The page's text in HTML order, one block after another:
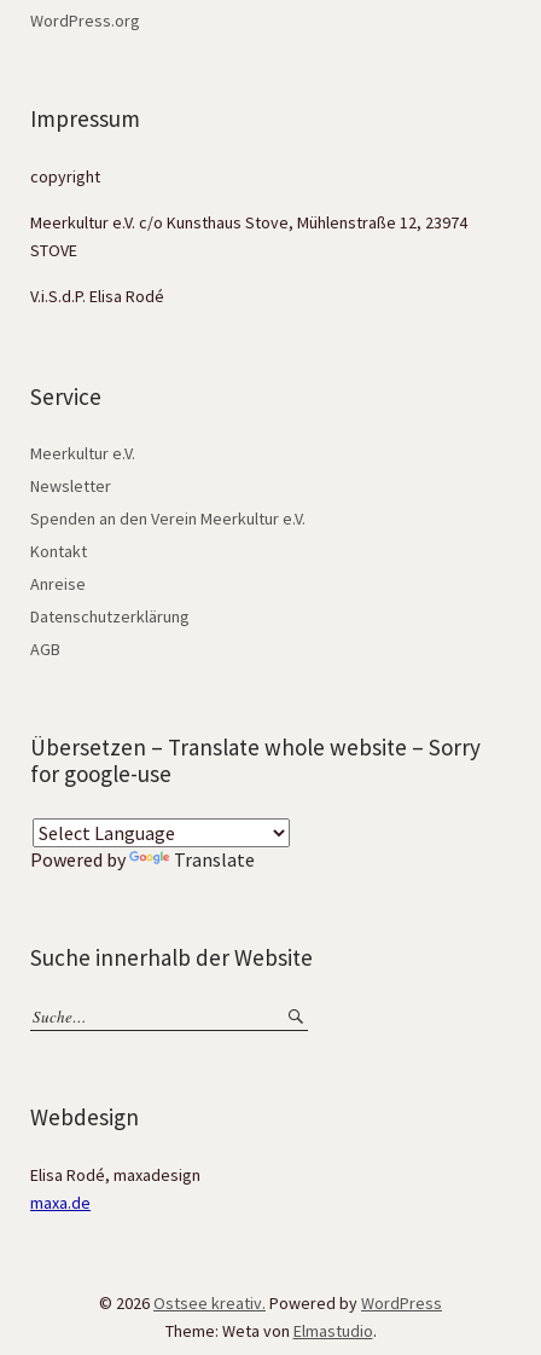
WordPress.org
Impressum
copyright
Meerkultur e.V. c/o Kunsthaus Stove, Mühlenstraße 12, 23974
STOVE
V.i.S.d.P. Elisa Rodé
Service
Meerkultur e.V.
Newsletter
Spenden an den Verein Meerkultur e.V.
Kontakt
Anreise
Datenschutzerklärung
AGB
Übersetzen – Translate whole website – Sorry
for google-use
Powered by Translate
Suche innerhalb der Website
Webdesign
Elisa Rodé, maxadesign
maxa.de
© 2026Ostsee kreativ. Powered byWordPress
Theme: Weta von Elmastudio.